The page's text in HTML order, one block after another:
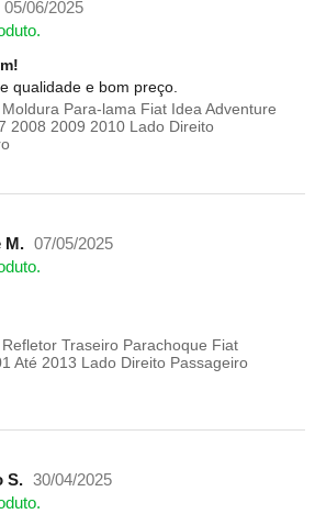
05/06/2025
qualidade e bom preço.
Moldura Para-lama Fiat Idea Adventure
2008 2009 2010 Lado Direito
M. 07/05/2025
Refletor Traseiro Parachoque Fiat
Até 2013 Lado Direito Passageiro
S. 30/04/2025